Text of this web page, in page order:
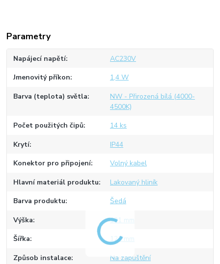
Parametry
Napájecí napětí AC230V
Jmenovitý příkon 1,4 W
Barva (teplota) světla
NW - Přirozená bílá (4000-
4500K)
Počet použitých čipů 14 ks
Krytí IP44
Konektor pro připojení Volný kabel
Hlavní materiál produktu Lakovaný hliník
Barva produktu Šedá
Výška 121 mm
Šířka 121 mm
Způsob instalace Na zapuštění